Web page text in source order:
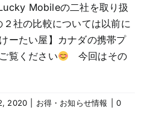
Mobileの二社を取り扱
社の比較については以前に
ーたい屋】カナダの携帯プ
覧ください
今回はその
2020 お得・お知らせ情報
0